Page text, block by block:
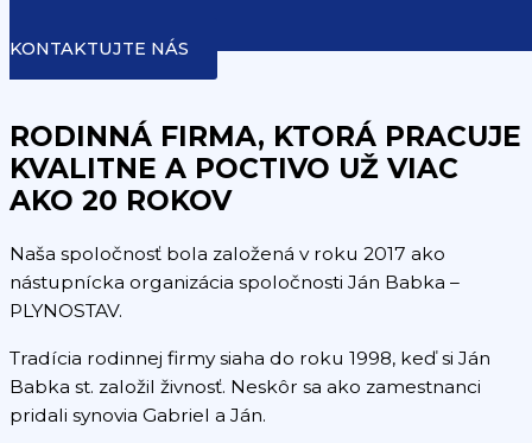
KONTAKTUJTE NÁS
RODINNÁ FIRMA, KTORÁ PRACUJE
KVALITNE A POCTIVO UŽ VIAC
AKO 20 ROKOV
Naša spoločnosť bola založená v roku 2017 ako
nástupnícka organizácia spoločnosti Ján Babka –
PLYNOSTAV.
Tradícia rodinnej firmy siaha do roku 1998, keď si Ján
Babka st. založil živnosť. Neskôr sa ako zamestnanci
pridali synovia Gabriel a Ján.